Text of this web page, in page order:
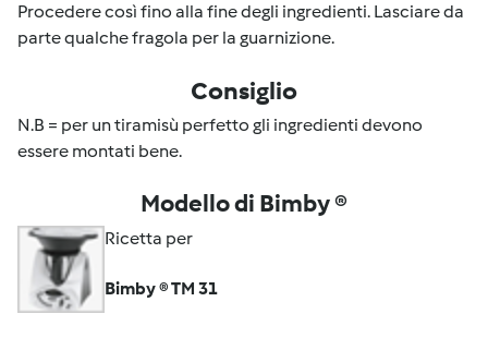
Procedere così fino alla fine degli ingredienti. Lasciare da
parte qualche fragola per la guarnizione.
Consiglio
N.B = per un tiramisù perfetto gli ingredienti devono
essere montati bene.
Modello di Bimby ®
Ricetta per
Bimby ® TM 31